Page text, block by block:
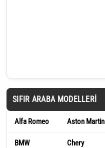
SIFIR ARABA MODELLERI
Alfa Romeo Aston Martin
BMW Chery